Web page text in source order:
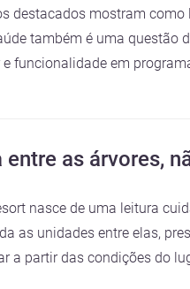
destacados mostram
também é uma
funcionalidade em
as árvores,
nasce de uma leitura
as unidades entre elas,
a partir das condições do